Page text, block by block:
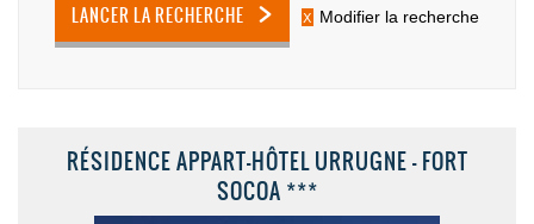
LANCER LA RECHERCHE Modifier la recherche
RÉSIDENCE APPART-HÔTEL URRUGNE - FORT
SOCOA ***